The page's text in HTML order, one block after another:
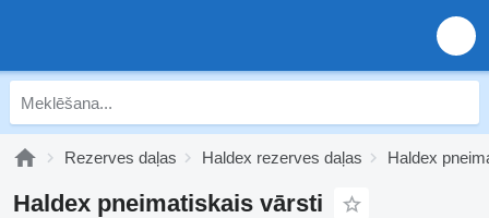
Rezerves daļas Haldex rezerves daļas Haldex
Haldex pneimatiskais vārsti